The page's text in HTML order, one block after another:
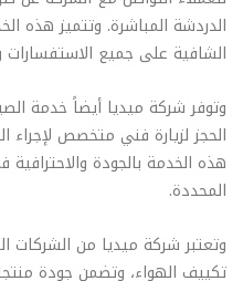
الدردشة المباشرة. وتتميز هذه
الشافية على جميع الاستفسارات
وتوفر شركة ميديا أيضاً خدمة
الحجز لزيارة فني متخصص لإجراء
هذه الخدمة بالجودة والاحترافية
المحددة.
وتعتبر شركة ميديا من الشركات
تكييف الهواء، وتضمن جودة